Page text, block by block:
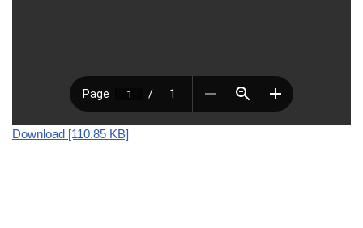
Download [110.85 KB]